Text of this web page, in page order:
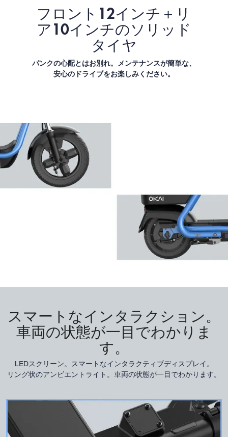
フロント12インチ＋リ
ア10インチのソリッド
タイヤ
パンクの心配とはお別れ。メンテナンスが簡単な、
安心のドライブをお楽しみください。
スマートなインタラクション。
車両の状態が一目でわかりま
す。
LEDスクリーン。スマートなインタラクティブディスプレイ。
リング状のアンビエントライト。車両の状態が一目でわかります。